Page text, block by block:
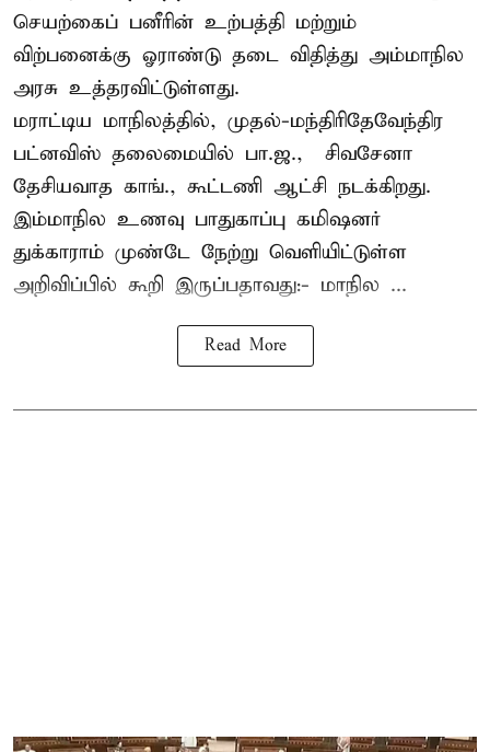
செயற்கைப் பனீரின் உற்பத்தி மற்றும்
விற்பனைக்கு ஓராண்டு தடை விதித்து அம்மாநில
அரசு உத்தரவிட்டுள்ளது.
மராட்டிய மாநிலத்தில், முதல்-மந்திரிதேவேந்திர
பட்னவிஸ் தலைமையில் பா.ஜ., – சிவசேனா –
தேசியவாத காங்., கூட்டணி ஆட்சி நடக்கிறது.
இம்மாநில உணவு பாதுகாப்பு கமிஷனர்
துக்காராம் முண்டே நேற்று வெளியிட்டுள்ள
அறிவிப்பில் கூறி இருப்பதாவது:- மாநில ...
Read More